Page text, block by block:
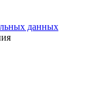
данных